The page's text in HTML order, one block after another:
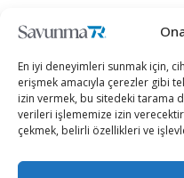
En iyi deneyimleri sunmak için,
erişmek amacıyla çerezler gibi
izin vermek, bu sitedeki tarama
verileri işlememize izin
çekmek, belirli özellikleri ve
Savunma Sanayii
Hava Platformları
Kara Platformları
Deniz Platformları
İnsansız Sistemler
Siber